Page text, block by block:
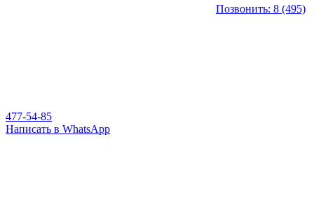
Позвонить: 8 (495)
477-54-85
Написать в WhatsApp